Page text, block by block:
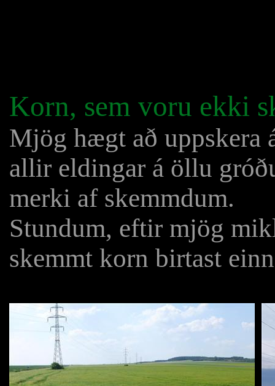
Korn, sem voru ekki
Mjög hægt að uppskera
allir eldingar á öllu
merki af skemmdum.
Stundum, eftir mjög
skemmt korn birtast